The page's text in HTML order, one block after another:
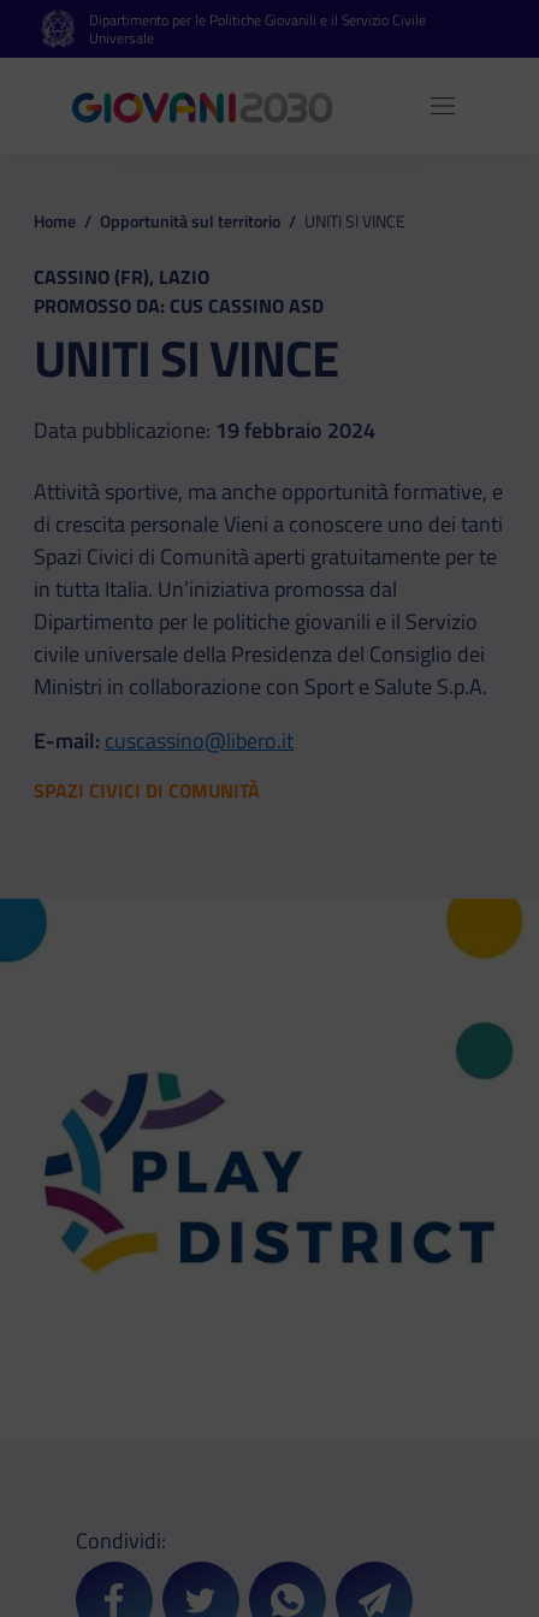
Vai al contenuto principale
Vai al footerDipartimento per le Politiche Giovanili e il Servizio Civile
Universale
Apri
Home / Opportunità sul territorio / UNITI SI VINCE
CASSINO (FR), LAZIO
PROMOSSO DA: CUS CASSINO ASD
UNITI SI VINCE
Data pubblicazione: 19 febbraio 2024
Attività sportive, ma anche opportunità formative, e
di crescita personale Vieni a conoscere uno dei tanti
Spazi Civici di Comunità aperti gratuitamente per te
in tutta Italia. Un’iniziativa promossa dal
Dipartimento per le politiche giovanili e il Servizio
civile universale della Presidenza del Consiglio dei
Ministri in collaborazione con Sport e Salute S.p.A.
E-mail: cuscassino@libero.it
SPAZI CIVICI DI COMUNITÀ
Condividi: